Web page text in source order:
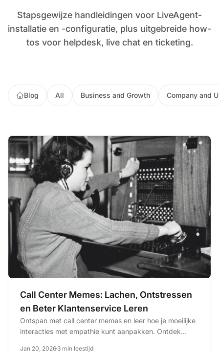
Stapsgewijze handleidingen voor LiveAgent-
installatie en -configuratie, plus uitgebreide how-
tos voor helpdesk, live chat en ticketing.
Blog All Business and Growth Company and
Call Center Memes: Lachen, Ontstressen
en Beter Klantenservice Leren
Ontspan met call center memes en leer hoe je moeilijke
interacties met empathie kunt aanpakken. Ontdek
Jan 20, 2026 3 min leestijd